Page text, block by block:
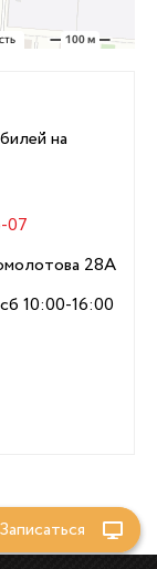
на
07
28А
10:00-16:00
Записаться